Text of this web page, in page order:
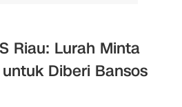
Riau: Lurah Minta
Diberi Bansos